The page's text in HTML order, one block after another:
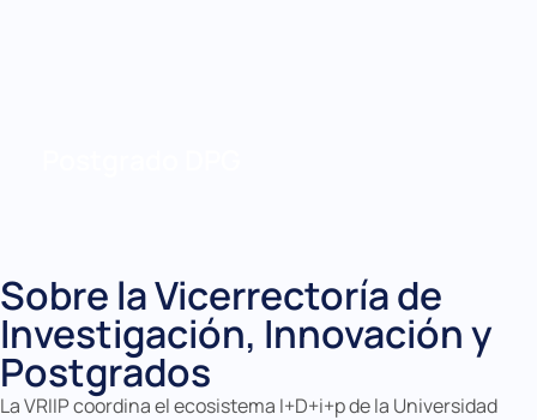
Sobre la Vicerrectoría de
Investigación, Innovación y
Postgrados
La VRIIP coordina el ecosistema I+D+i+p de la Universidad